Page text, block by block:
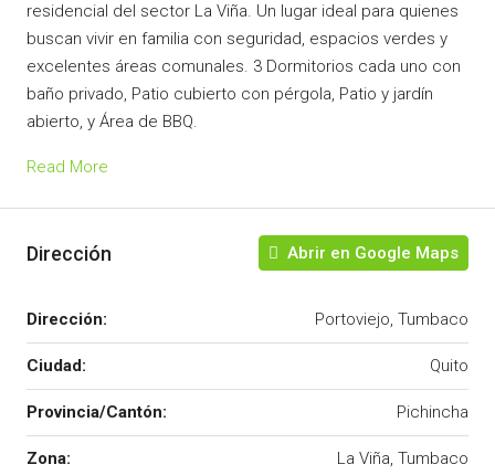
residencial del sector La Viña. Un lugar ideal para quienes
buscan vivir en familia con seguridad, espacios verdes y
excelentes áreas comunales. 3 Dormitorios cada uno con
baño privado, Patio cubierto con pérgola, Patio y jardín
abierto, y Área de BBQ.
Read More
Dirección Abrir en Google Maps
Dirección: Portoviejo, Tumbaco
Ciudad: Quito
Provincia/Cantón: Pichincha
Zona: La Viña, Tumbaco